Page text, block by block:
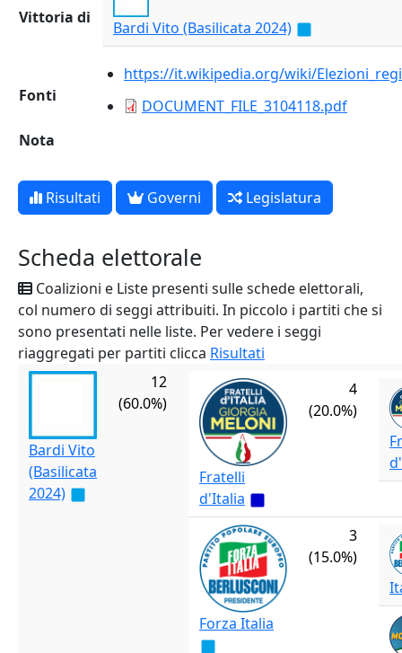
Vittoria di
Bardi Vito (Basilicata 2024)
Fonti
https://it.wikipedia.org/wiki/
DOCUMENT_FILE_3104118.pdf
Nota
Risultati Governi Legislatura
Scheda elettorale
Coalizioni e Liste presenti sulle schede elettorali,
col numero di seggi attribuiti. In piccolo i partiti che si
sono presentati nelle liste. Per vedere i seggi
riaggregati per partiti clicca Risultati
Bardi Vito
(Basilicata
2024)
12
(60.0%)
Fratelli
d'Italia
4
(20.0%)
Forza Italia
3
(15.0%)